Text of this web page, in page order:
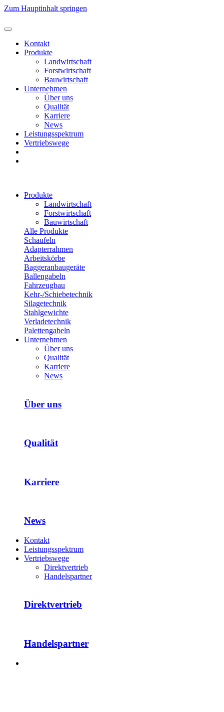
Zum Hauptinhalt springen
Kontakt
Produkte
Landwirtschaft
Forstwirtschaft
Bauwirtschaft
Unternehmen
Über uns
Qualität
Karriere
News
Leistungsspektrum
Vertriebswege
Produkte
Landwirtschaft
Forstwirtschaft
Bauwirtschaft
Alle Produkte
Schaufeln
Adapterrahmen
Arbeitskörbe
Bagger­anbaugeräte
Ballengabeln
Fahrzeugbau
Kehr-/­Schiebetechnik
Silagetechnik
Stahlgewichte
Verladetechnik
Palettengabeln
Unternehmen
Über uns
Qualität
Karriere
News
Über uns
Qualität
Karriere
News
Kontakt
Leistungsspektrum
Vertriebswege
Direktvertrieb
Handelspartner
Direktvertrieb
Handelspartner